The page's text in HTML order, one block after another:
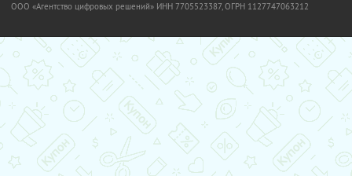
OOO «Агентство цифровых решений» ИНН 7705523387, ОГРН 1127747063212